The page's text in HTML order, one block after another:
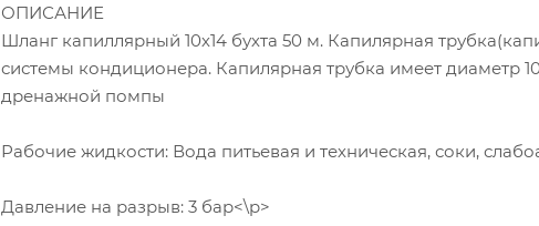
ОПИСАНИЕ
Шланг капиллярный 10х14 бухта 50 м. Капилярная
системы кондиционера. Капилярная трубка имеет диаметр
дренажной помпы
Рабочие жидкости: Вода питьевая и техническая, соки,
Давление на разрыв: 3 бар<\p>